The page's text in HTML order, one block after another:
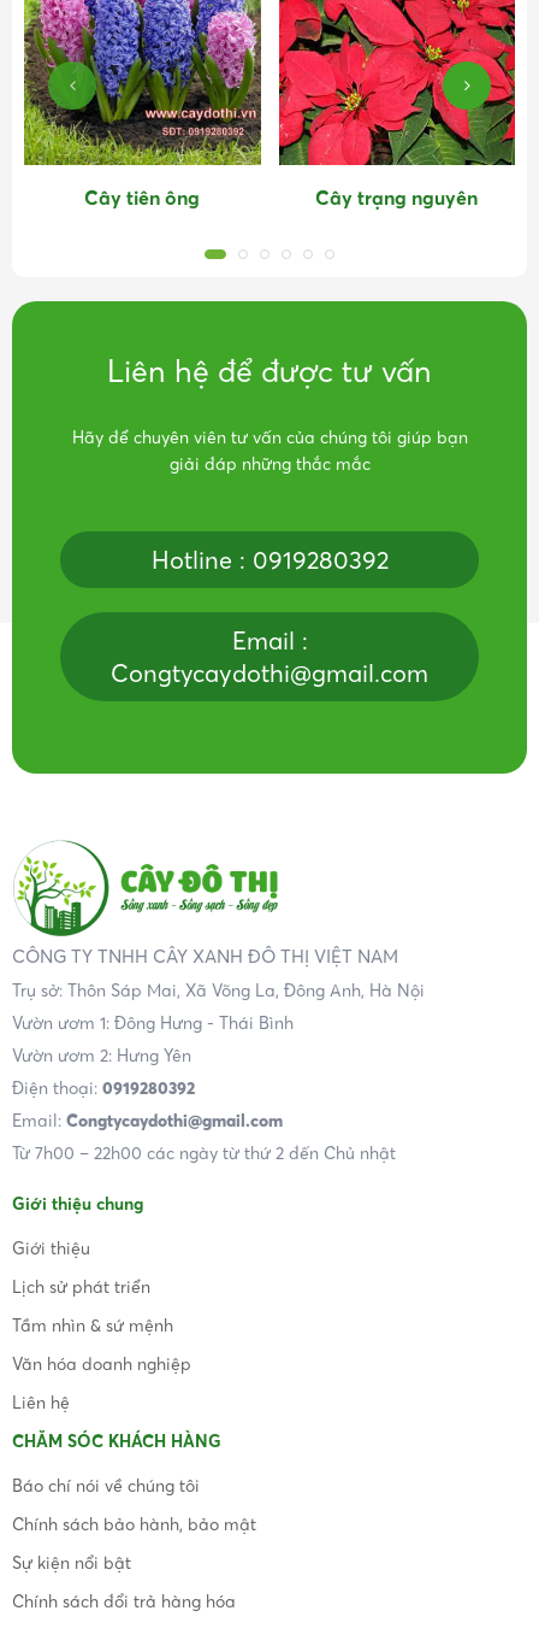
Cây tiên ông Cây trạng nguyên
Liên hệ để được tư vấn
Hãy để chuyên viên tư vấn của chúng tôi giúp bạn
giải đáp những thắc mắc
Hotline : 0919280392
Email :
Congtycaydothi@gmail.com
CÔNG TY TNHH CÂY XANH ĐÔ THỊ VIỆT NAM
Trụ sở: Thôn Sáp Mai, Xã Võng La, Đông Anh, Hà Nội
Vườn ươm 1: Đông Hưng - Thái Bình
Vườn ươm 2: Hưng Yên
Điện thoại: 0919280392
Email: Congtycaydothi@gmail.com
Từ 7h00 – 22h00 các ngày từ thứ 2 đến Chủ nhật
Giới thiệu chung
Giới thiệu
Lịch sử phát triển
Tầm nhìn & sứ mệnh
Văn hóa doanh nghiệp
Liên hệ
CHĂM SÓC KHÁCH HÀNG
Báo chí nói về chúng tôi
Chính sách bảo hành, bảo mật
Sự kiện nổi bật
Chính sách đổi trả hàng hóa